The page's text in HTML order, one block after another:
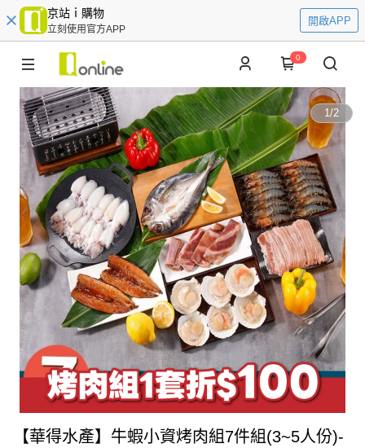
京站ｉ購物
立刻使用官方APP
開啟APP
0
1/2
【華得水產】牛蝦小資烤肉組7件組(3~5人份)-